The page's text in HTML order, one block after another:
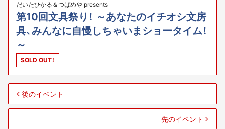
だいたひかる＆つばめや presents
第10回文具祭り！ ～あなたのイチオシ文房
具、みんなに自慢しちゃいまショータイム！
～
SOLD OUT！
後のイベント
先のイベント